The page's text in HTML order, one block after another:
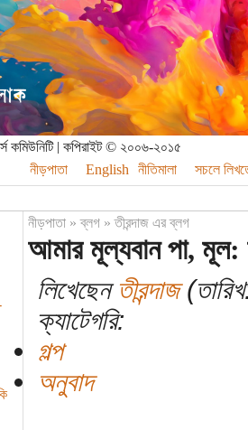
কমিউনিটি | কপিরাইট © ২০০৬-২০১৫
নীড়পাতা
English নীতিমালা সচলে
নীড়পাতা»ব্লগ»তীরন্দাজ এর ব্লগ
আমার মূল্যবান পা, মূল:
লিখেছেনতীরন্দাজ
ক্যাটেগরি:
গল্প
অনুবাদ